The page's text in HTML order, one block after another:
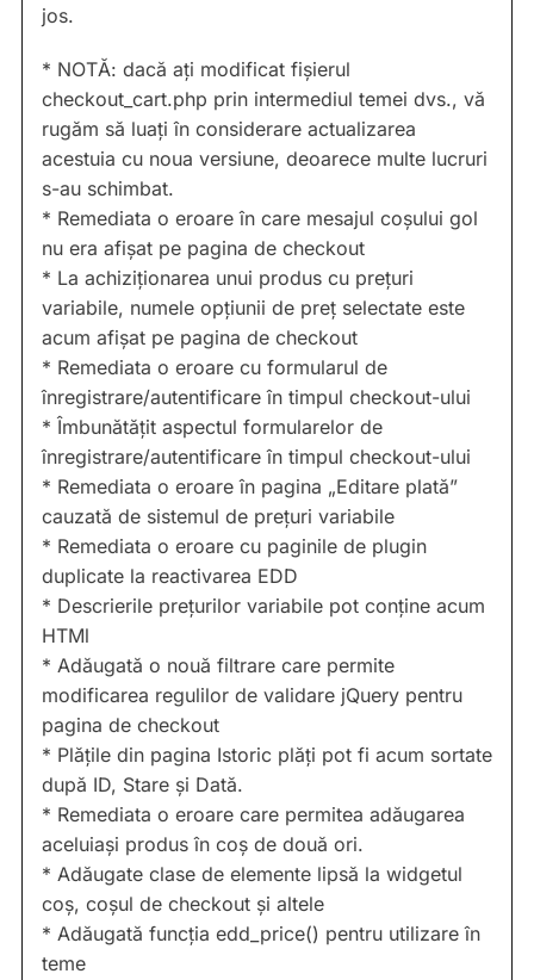
jos.
* NOTĂ: dacă ați modificat fișierul
checkout_cart.php prin intermediul temei dvs., vă
rugăm să luați în considerare actualizarea
acestuia cu noua versiune, deoarece multe lucruri
s-au schimbat.
* Remediata o eroare în care mesajul coșului gol
nu era afișat pe pagina de checkout
* La achiziționarea unui produs cu prețuri
variabile, numele opțiunii de preț selectate este
acum afișat pe pagina de checkout
* Remediata o eroare cu formularul de
înregistrare/autentificare în timpul checkout-ului
* Îmbunătățit aspectul formularelor de
înregistrare/autentificare în timpul checkout-ului
* Remediata o eroare în pagina „Editare plată”
cauzată de sistemul de prețuri variabile
* Remediata o eroare cu paginile de plugin
duplicate la reactivarea EDD
* Descrierile prețurilor variabile pot conține acum
HTMl
* Adăugată o nouă filtrare care permite
modificarea regulilor de validare jQuery pentru
pagina de checkout
* Plățile din pagina Istoric plăți pot fi acum sortate
după ID, Stare și Dată.
* Remediata o eroare care permitea adăugarea
aceluiași produs în coș de două ori.
* Adăugate clase de elemente lipsă la widgetul
coș, coșul de checkout și altele
* Adăugată funcția edd_price() pentru utilizare în
teme